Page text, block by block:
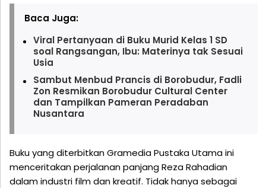
Baca Juga:
Viral Pertanyaan di Buku Murid Kelas 1 SD
soal Rangsangan, Ibu: Materinya tak Sesuai
Usia
Sambut Menbud Prancis di Borobudur, Fadli
Zon Resmikan Borobudur Cultural Center
dan Tampilkan Pameran Peradaban
Nusantara
Buku yang diterbitkan Gramedia Pustaka Utama ini
menceritakan perjalanan panjang Reza Rahadian
dalam industri film dan kreatif. Tidak hanya sebagai